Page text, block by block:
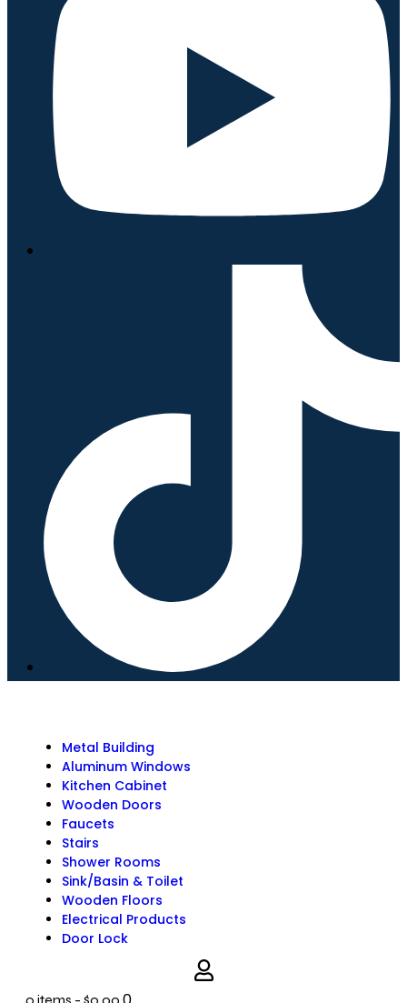
Metal Building
Aluminum Windows
Kitchen Cabinet
Wooden Doors
Faucets
Stairs
Shower Rooms
Sink/Basin & Toilet
Wooden Floors
Electrical Products
Door Lock